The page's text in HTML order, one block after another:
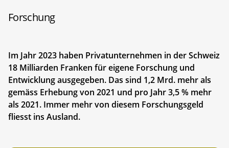
Forschung
Im Jahr 2023 haben Privatunternehmen in der Schweiz
18 Milliarden Franken für eigene Forschung und
Entwicklung ausgegeben. Das sind 1,2 Mrd. mehr als
gemäss Erhebung von 2021 und pro Jahr 3,5 % mehr
als 2021. Immer mehr von diesem Forschungsgeld
fliesst ins Ausland.